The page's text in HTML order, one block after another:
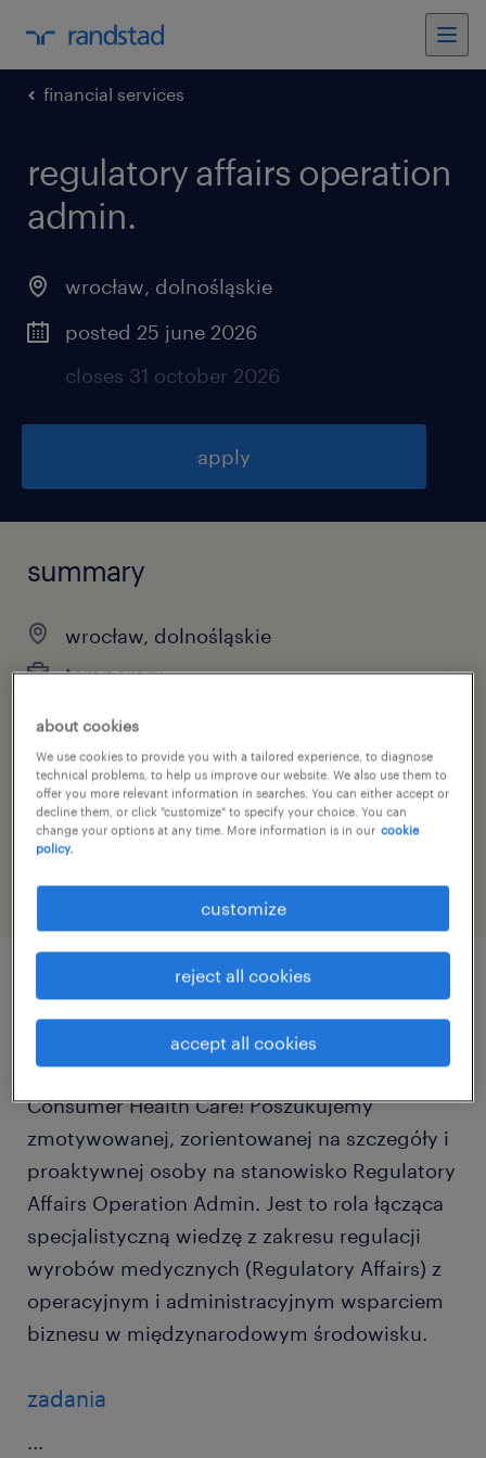
financial services
regulatory affairs operation
admin.
wrocław, dolnośląskie
posted 25 june 2026
closes 31 october 2026
apply
summary
wrocław, dolnośląskie
temporary
pełen etat
job category
financial services
job details
Dołącz do globalnego zespołu w dziale
Consumer Health Care! Poszukujemy
zmotywowanej, zorientowanej na szczegóły i
proaktywnej osoby na stanowisko Regulatory
Affairs Operation Admin. Jest to rola łącząca
specjalistyczną wiedzę z zakresu regulacji
wyrobów medycznych (Regulatory Affairs) z
operacyjnym i administracyjnym wsparciem
biznesu w międzynarodowym środowisku.
zadania
...
about cookies
We use cookies to provide you with a tailored experience, to diagnose
technical problems, to help us improve our website. We also use them to
offer you more relevant information in searches. You can either accept or
decline them, or click "customize" to specify your choice. You can
change your options at any time. More information is in our cookie
policy.
customize
reject all cookies
accept all cookies